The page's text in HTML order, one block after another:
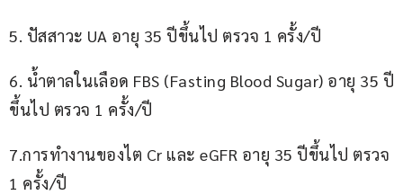
5. ปัสสาวะ UA อายุ 35 ปีขึ้นไป ตรวจ 1 ครั้ง/ปี
6. น้ำตาลในเลือด FBS (Fasting Blood Sugar) อายุ 35 ปี
ขึ้นไป ตรวจ 1 ครั้ง/ปี
7.การทำงานของไต Cr และ eGFR อายุ 35 ปีขึ้นไป ตรวจ
1 ครั้ง/ปี